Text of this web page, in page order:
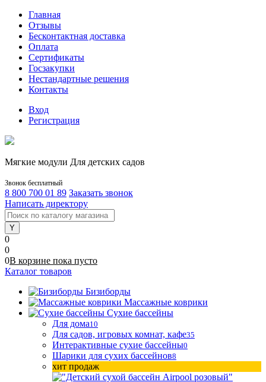
Главная
Отзывы
Бесконтактная доставка
Оплата
Сертификаты
Госзакупки
Нестандартные решения
Контакты
Вход
Регистрация
Мягкие модули Для детских садов
Звонок бесплатный
8 800 700 01 89 Заказать звонок
Написать директору
0
0
0В корзине пока пусто
Каталог товаров
Бизиборды
Массажные коврики
Сухие бассейны
Для дома10
Для садов, игровых комнат, кафе35
Интерактивные сухие бассейны0
Шарики для сухих бассейнов8
хит продаж